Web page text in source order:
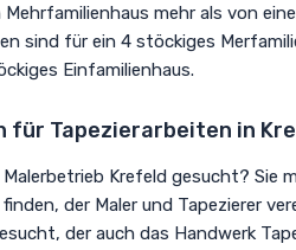
mehr als von
sind für ein 4 stöckiges
Einfamilienhaus.
für Tapezierarbeiten in
Malerbetrieb Krefeld gesucht? Sie
der Maler und Tapezierer
der auch das Handwerk